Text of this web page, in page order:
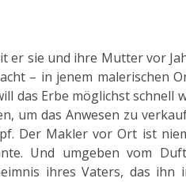
er sie und ihre Mutter vor
– in jenem malerischen
das Erbe möglichst schnell
um das Anwesen zu
Der Makler vor Ort ist
Und umgeben vom
ihres Vaters, das ihn